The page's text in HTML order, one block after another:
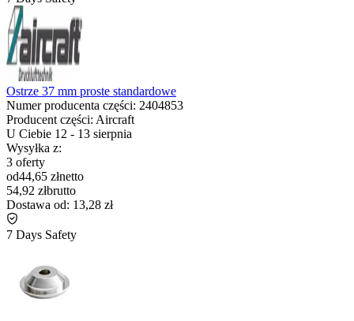
Ostrze 37 mm proste standardowe
Numer producenta części: 2404853
Producent części: Aircraft
U Ciebie 12 - 13 sierpnia
Wysyłka z:
3 oferty
od44,65 złnetto
54,92 złbrutto
Dostawa od: 13,28 zł
7 Days Safety